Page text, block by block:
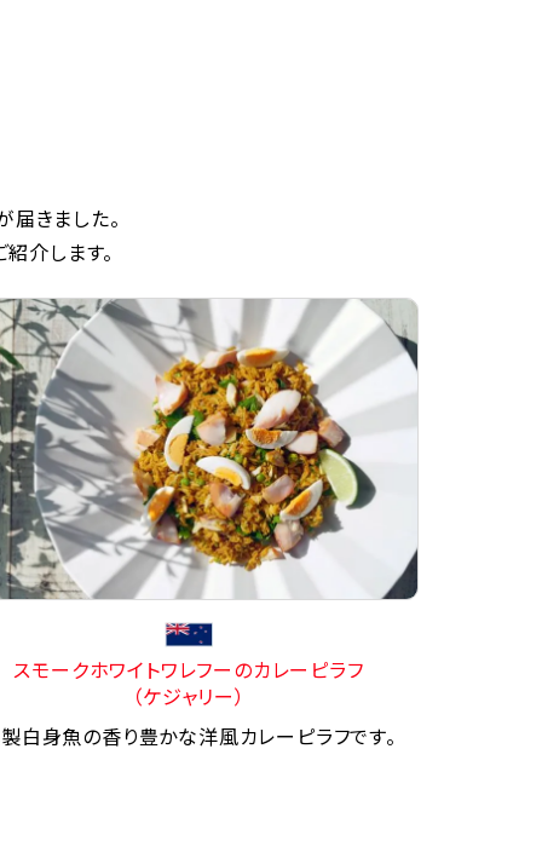
きました。
介します。
スモークホワイトワレフーのカレーピラフ
（ケジャリー）
白身魚の香り豊かな洋風カレーピラフです。